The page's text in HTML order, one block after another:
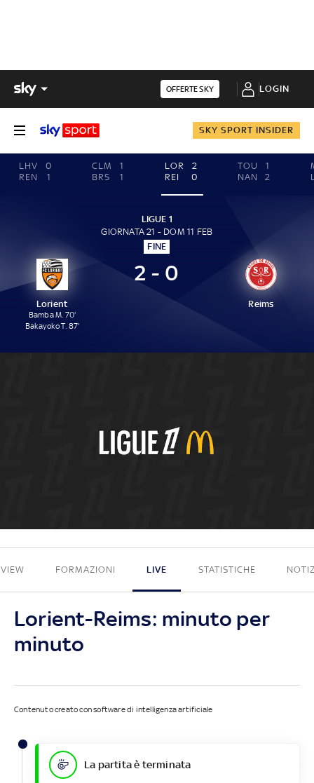
OFFERTE SKY LOGIN
SKY SPORT INSIDER
LHV
0
REN
1
CLM
1
BRS
1
LOR
2
REI
0
TOU
1
NAN
2
LIGUE 1
GIORNATA 21 - DOM 11 FEB
FINE
Lorient
Bamba M. 70'
Bakayoko T. 87'
2 - 0
Reims
2 - 0
FORMAZIONI LIVE STATISTICHE
Lorient-Reims: minuto per
minuto
Contenuto creato con software di intelligenza artificiale
La partita è terminata